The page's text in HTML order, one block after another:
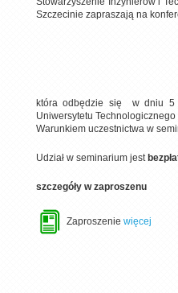
Szczecinie zapraszają na
która odbędzie się w dniu 5
Uniwersytetu
Warunkiem uczestnictwa w
Udział w seminarium jest
szczegóły w zaproszenu
Zaproszenie więcej